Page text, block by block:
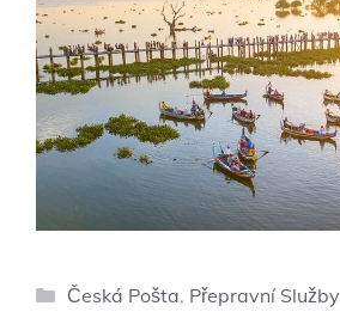
Rubriky
Česká Pošta, Přepravní Služby